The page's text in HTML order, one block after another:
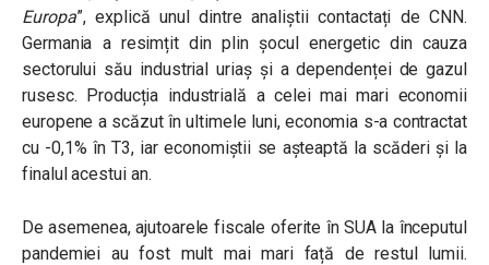
Europa”, explică unul dintre analiștii contactați de CNN.
Germania a resimțit din plin șocul energetic din cauza
sectorului său industrial uriaș și a dependenței de gazul
rusesc. Producția industrială a celei mai mari economii
europene a scăzut în ultimele luni, economia s-a contractat
cu -0,1% în T3, iar economiștii se așteaptă la scăderi și la
finalul acestui an.
De asemenea, ajutoarele fiscale oferite în SUA la începutul
pandemiei au fost mult mai mari față de restul lumii.